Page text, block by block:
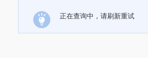
正在查询中，请刷新重试